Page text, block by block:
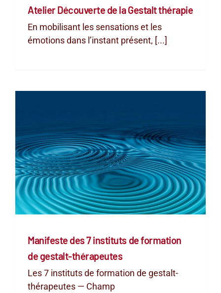
Atelier Découverte de la Gestalt thérapie
En mobilisant les sensations et les
émotions dans l’instant présent, [...]
Manifeste des 7 instituts de formation
de gestalt-thérapeutes
Les 7 instituts de formation de gestalt-
thérapeutes — Champ